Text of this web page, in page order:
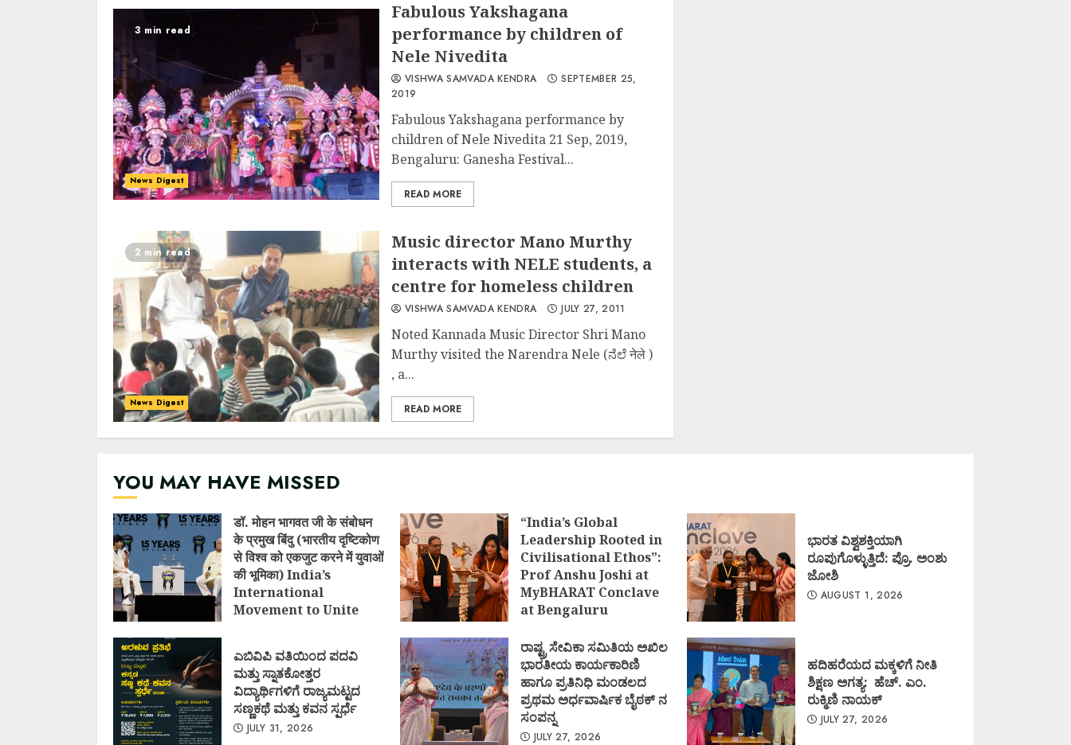
3 min read
News Digest
Fabulous Yakshagana
performance by children of
Nele Nivedita
VISHWA SAMVADA KENDRA
SEPTEMBER 25,
2019
Fabulous Yakshagana performance by
children of Nele Nivedita 21 Sep, 2019,
Bengaluru: Ganesha Festival...
READ MORE
2 min read
News Digest
Music director Mano Murthy
interacts with NELE students, a
centre for homeless children
VISHWA SAMVADA KENDRA JULY 27, 2011
Noted Kannada Music Director Shri Mano
Murthy visited the Narendra Nele (ನೆಲೆ नेले )
, a...
READ MORE
YOU MAY HAVE MISSED
डॉ. मोहन भागवत जी के संबोधन
के प्रमुख बिंदु (भारतीय दृष्टिकोण
से विश्व को एकजुट करने में युवाओं
की भूमिका) India’s
International
Movement to Unite
AUGUST 7, 2026
“India’s Global
Leadership Rooted in
Civilisational Ethos”:
Prof Anshu Joshi at
MyBHARAT Conclave
at Bengaluru
ಭಾರತ ವಿಶ್ವಶಕ್ತಿಯಾಗಿ
ರೂಪುಗೊಳ್ಳುತ್ತಿದೆ: ಪ್ರೊ. ಅಂಶು
ಜೋಶಿ
AUGUST 1, 2026
ಎಬಿವಿಪಿ ವತಿಯಿಂದ ಪದವಿ
ಮತ್ತು ಸ್ನಾತಕೋತ್ತರ
ವಿದ್ಯಾರ್ಥಿಗಳಿಗೆ ರಾಜ್ಯಮಟ್ಟದ
ಸಣ್ಣಕಥೆ ಮತ್ತು ಕವನ ಸ್ಪರ್ಧೆ
JULY 31, 2026
ರಾಷ್ಟ್ರ ಸೇವಿಕಾ ಸಮಿತಿಯ ಅಖಿಲ
ಭಾರತೀಯ ಕಾರ್ಯಕಾರಿಣಿ
ಹಾಗೂ ಪ್ರತಿನಿಧಿ ಮಂಡಲದ
ಪ್ರಥಮ ಅರ್ಧವಾರ್ಷಿಕ ಬೈಠಕ್ ನ
ಸಂಪನ್ನ
JULY 27, 2026
ಹದಿಹರೆಯದ ಮಕ್ಕಳಿಗೆ ನೀತಿ
ಶಿಕ್ಷಣ ಅಗತ್ಯ: ಹೆಚ್. ಎಂ.
ರುಕ್ಮಿಣಿ ನಾಯಕ್
JULY 27, 2026